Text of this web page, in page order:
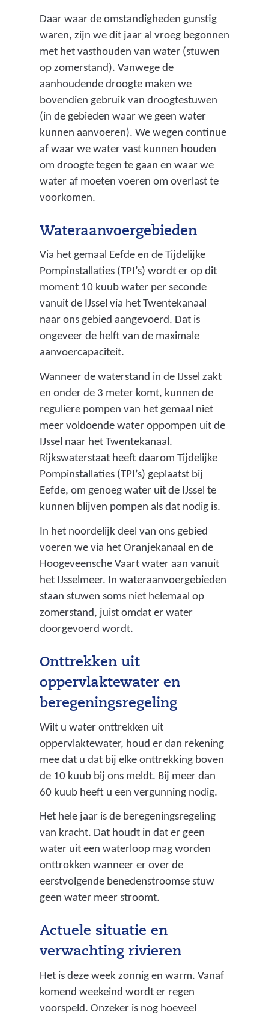
Daar waar de omstandigheden gunstig
waren, zijn we dit jaar al vroeg begonnen
met het vasthouden van water (stuwen
op zomerstand). Vanwege de
aanhoudende droogte maken we
bovendien gebruik van droogtestuwen
(in de gebieden waar we geen water
kunnen aanvoeren). We wegen continue
af waar we water vast kunnen houden
om droogte tegen te gaan en waar we
water af moeten voeren om overlast te
voorkomen.
Wateraanvoergebieden
Via het gemaal Eefde en de Tijdelijke
Pompinstallaties (TPI’s) wordt er op dit
moment 10 kuub water per seconde
vanuit de IJssel via het Twentekanaal
naar ons gebied aangevoerd. Dat is
ongeveer de helft van de maximale
aanvoercapaciteit.
Wanneer de waterstand in de IJssel zakt
en onder de 3 meter komt, kunnen de
reguliere pompen van het gemaal niet
meer voldoende water oppompen uit de
IJssel naar het Twentekanaal.
Rijkswaterstaat heeft daarom Tijdelijke
Pompinstallaties (TPI’s) geplaatst bij
Eefde, om genoeg water uit de IJssel te
kunnen blijven pompen als dat nodig is.
In het noordelijk deel van ons gebied
voeren we via het Oranjekanaal en de
Hoogeveensche Vaart water aan vanuit
het IJsselmeer. In wateraanvoergebieden
staan stuwen soms niet helemaal op
zomerstand, juist omdat er water
doorgevoerd wordt.
Onttrekken uit
oppervlaktewater en
beregeningsregeling
Wilt u water onttrekken uit
oppervlaktewater, houd er dan rekening
mee dat u dat bij elke onttrekking boven
de 10 kuub bij ons meldt. Bij meer dan
60 kuub heeft u een vergunning nodig.
Het hele jaar is de beregeningsregeling
van kracht. Dat houdt in dat er geen
water uit een waterloop mag worden
onttrokken wanneer er over de
eerstvolgende benedenstroomse stuw
geen water meer stroomt.
Actuele situatie en
verwachting rivieren
Het is deze week zonnig en warm. Vanaf
komend weekeind wordt er regen
voorspeld. Onzeker is nog hoeveel